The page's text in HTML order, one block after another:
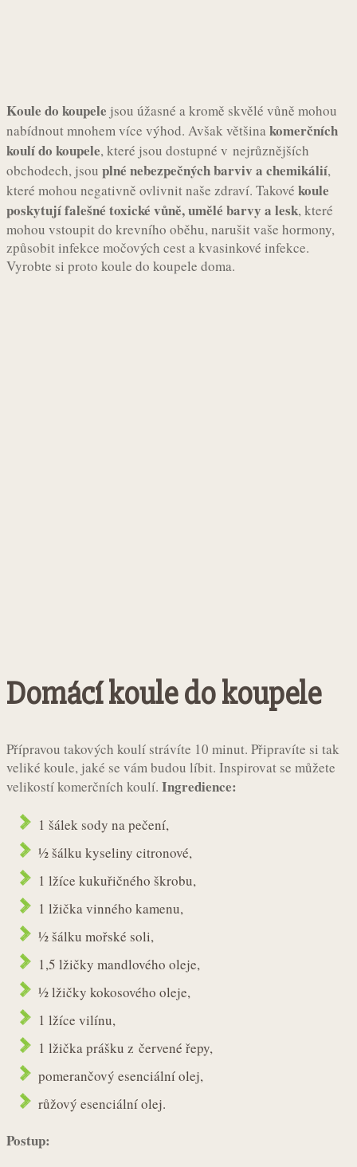
Koule do koupele jsou úžasné a kromě skvělé vůně mohou
nabídnout mnohem více výhod. Avšak většinakomerčních
koulí do koupele, které jsou dostupné v nejrůznějších
obchodech, jsou plné nebezpečných barviv a chemikálií,
které mohou negativně ovlivnit naše zdraví. Takové koule
poskytují falešné toxické vůně, umělé barvy a lesk, které
mohou vstoupit do krevního oběhu, narušit vaše hormony,
způsobit infekce močových cest a kvasinkové infekce.
Vyrobte si proto koule do koupele doma.
Domácí koule do koupele
Přípravou takových koulí strávíte 10 minut. Připravíte si tak
veliké koule, jaké se vám budou líbit. Inspirovat se můžete
velikostí komerčních koulí. Ingredience:
1 šálek sody na pečení,
½ šálku kyseliny citronové,
1 lžíce kukuřičného škrobu,
1 lžička vinného kamenu,
½ šálku mořské soli,
1,5 lžičky mandlového oleje,
½ lžičky kokosového oleje,
1 lžíce vilínu,
1 lžička prášku z červené řepy,
pomerančový esenciální olej,
růžový esenciální olej.
Postup: